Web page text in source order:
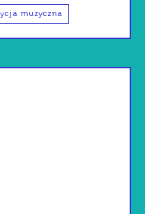
muzyczna